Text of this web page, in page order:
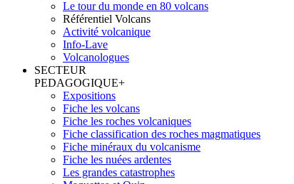
Le tour du monde en 80 volcans
Référentiel Volcans
Activité volcanique
Info-Lave
Volcanologues
SECTEUR
PEDAGOGIQUE+
Expositions
Fiche les volcans
Fiche les roches volcaniques
Fiche classification des roches magmatiques
Fiche minéraux du volcanisme
Fiche les nuées ardentes
Les grandes catastrophes